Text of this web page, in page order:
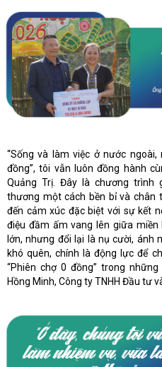
“Sống và làm việc ở nước
đồng”, tôi vẫn luôn đồng hành
Quảng Trị. Đây là chương trình
thương một cách bền bỉ và chân
đến cảm xúc đặc biệt với sự kết
điệu đầm ấm vang lên giữa
lớn, nhưng đổi lại là nụ cười, ánh
khó quên, chính là động lực để
“Phiên chợ 0 đồng” trong
Hồng Minh, Công ty TNHH Đầu tư